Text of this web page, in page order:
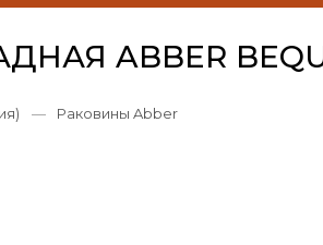
ABBER
— Раковины Abber